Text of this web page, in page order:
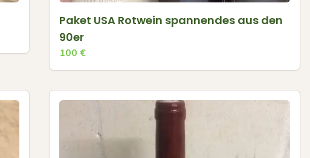
Paket USA Rotwein spannendes aus den
90er
100 €